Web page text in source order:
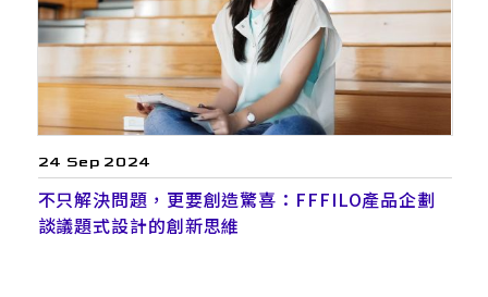
24 Sep 2024
不只解決問題，更要創造驚喜：FFFILO產品企劃
談議題式設計的創新思維